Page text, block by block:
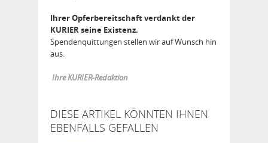
Ihrer Opferbereitschaft verdankt der
KURIER seine Existenz.
Spendenquittungen stellen wir auf Wunsch hin
aus.
Ihre KURIER-Redaktion
DIESE ARTIKEL KÖNNTEN IHNEN
EBENFALLS GEFALLEN